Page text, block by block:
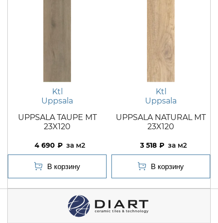
Ktl
Uppsala
UPPSALA TAUPE MT
23X120
4 690 м2
Ktl
Uppsala
UPPSALA NATURAL MT
23X120
3 518 м2